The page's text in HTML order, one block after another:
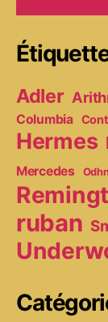
Adler
Columbia
Hermes
Mercedes
ruban